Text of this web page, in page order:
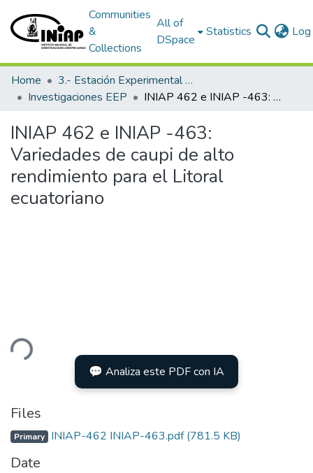
Communities
&
Collections
All of
DSpace
Statistics
Home
3.- Estación Experimental Portoviejo
Investigaciones EEP
INIAP 462 e INIAP -463: Variedades de caupi de alto rendimiento para el Litoral ecuatoriano
INIAP 462 e INIAP -463:
Variedades de caupi de alto
rendimiento para el Litoral
ecuatoriano
💬 Analiza este PDF con IA
Files
Primary INIAP-462 INIAP-463.pdf(781.5 KB)
Date